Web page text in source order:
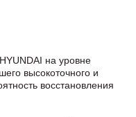
на уровне
высокоточного и
восстановления